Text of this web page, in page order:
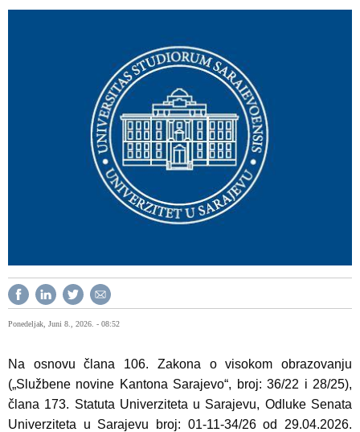
Ponedeljak, Juni 8., 2026. - 08:52
Na osnovu člana 106. Zakona o visokom obrazovanju
(„Službene novine Kantona Sarajevo“, broj: 36/22 i 28/25),
člana 173. Statuta Univerziteta u Sarajevu, Odluke Senata
Univerziteta u Sarajevu broj: 01-11-34/26 od 29.04.2026.